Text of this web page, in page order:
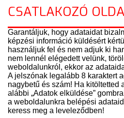
CSATLAKOZÓ
Garantáljuk, hogy adataidat
képzési információ küldésért
használjuk fel és nem adjuk ki
nem lennél elégedett velünk,
weboldalunkról, ekkor az
A jelszónak legalább 8 karaktert
nagybetű és szám! Ha kitöltetted
alábbi „Adatok elküldése”
a weboldalunkra belépési
keress meg a leveleződben!